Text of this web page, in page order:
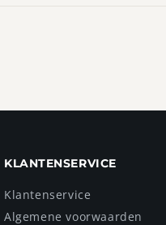
KLANTENSERVICE
Klantenservice
Algemene voorwaarden